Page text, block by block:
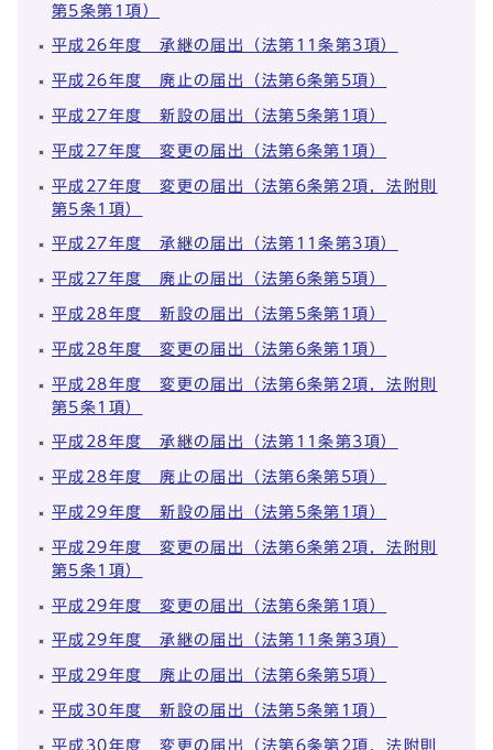
第5条第1項）
平成26年度 承継の届出（法第11条第3項）
平成26年度 廃止の届出（法第6条第5項）
平成27年度 新設の届出（法第5条第1項）
平成27年度 変更の届出（法第6条第1項）
平成27年度 変更の届出（法第6条第2項，法附則
第5条1項）
平成27年度 承継の届出（法第11条第3項）
平成27年度 廃止の届出（法第6条第5項）
平成28年度 新設の届出（法第5条第1項）
平成28年度 変更の届出（法第6条第1項）
平成28年度 変更の届出（法第6条第2項，法附則
第5条1項）
平成28年度 承継の届出（法第11条第3項）
平成28年度 廃止の届出（法第6条第5項）
平成29年度 新設の届出（法第5条第1項）
平成29年度 変更の届出（法第6条第2項，法附則
第5条1項）
平成29年度 変更の届出（法第6条第1項）
平成29年度 承継の届出（法第11条第3項）
平成29年度 廃止の届出（法第6条第5項）
平成30年度 新設の届出（法第5条第1項）
平成30年度 変更の届出（法第6条第2項，法附則